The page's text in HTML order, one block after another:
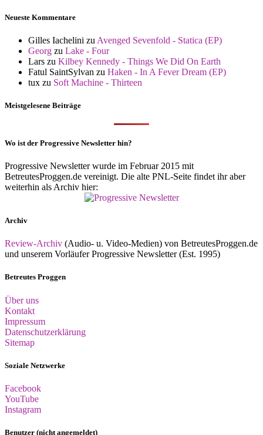
Neueste Kommentare
Gilles Iachelini zu Avenged Sevenfold - Statica (EP)
Georg zu Lake - Four
Lars zu Kilbey Kennedy - Things We Did On Earth
Fatul SaintSylvan zu Haken - In A Fever Dream (EP)
tux zu Soft Machine - Thirteen
Meistgelesene Beiträge
Wo ist der Progressive Newsletter hin?
Progressive Newsletter wurde im Februar 2015 mit
BetreutesProggen.de vereinigt. Die alte PNL-Seite findet ihr aber
weiterhin als Archiv hier:
Archiv
Review-Archiv (Audio- u. Video-Medien) von BetreutesProggen.de
und unserem Vorläufer Progressive Newsletter (Est. 1995)
Betreutes Proggen
Über uns
Kontakt
Impressum
Datenschutzerklärung
Sitemap
Soziale Netzwerke
Facebook
YouTube
Instagram
Benutzer (nicht angemeldet)